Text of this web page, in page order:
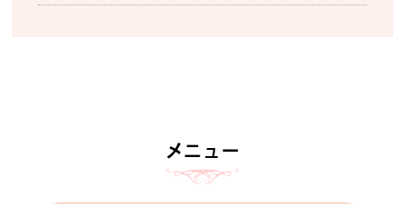
メニュー